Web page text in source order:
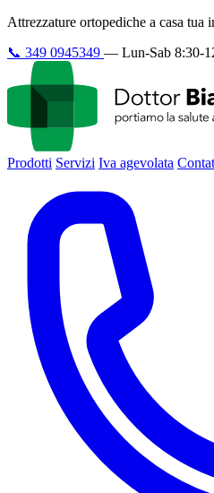
Attrezzature ortopediche a casa tua
📞 349 0945349 — Lun-Sab 8:30-
Prodotti Servizi Iva agevolata